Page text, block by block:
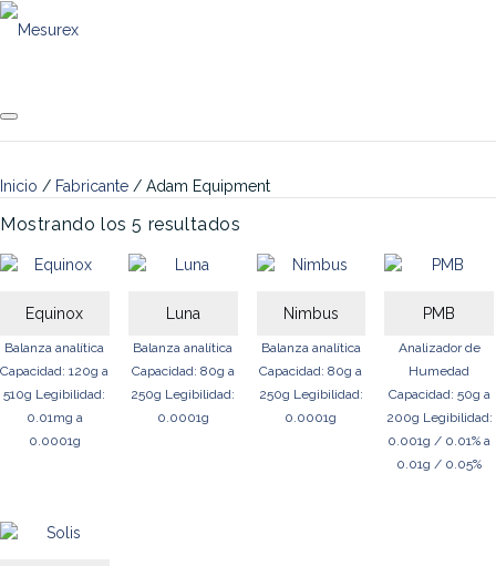
Saltar
Inicio / Fabricante / Adam Equipment
Mostrando los 5 resultados
Equinox
Balanza analítica
Capacidad: 120g a
510g Legibilidad:
0.01mg a
0.0001g
Luna
Balanza analítica
Capacidad: 80g a
250g Legibilidad:
0.0001g
Nimbus
Balanza analítica
Capacidad: 80g a
250g Legibilidad:
0.0001g
PMB
Analizador de
Humedad
Capacidad: 50g a
200g Legibilidad:
0.001g / 0.01% a
0.01g / 0.05%